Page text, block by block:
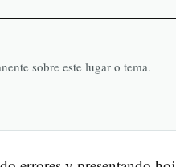
sobre este lugar o tema.